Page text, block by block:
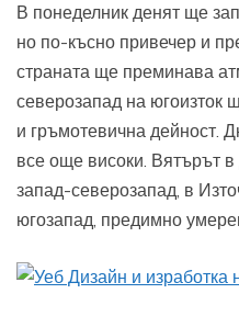
В понеделник денят ще
но по-късно привечер и
страната ще преминава
северозапад на югоизток
и гръмотевична дейност.
все още високи. Вятърът
запад-северозапад, в
югозапад, предимно